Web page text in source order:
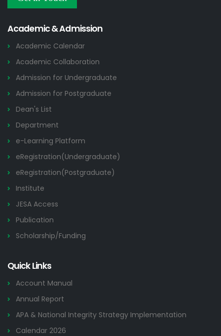
2026
Academic & Admission
Academic Calendar
Academic Collaboration
Admission for Undergraduate
Admission for Postgraduate
Dean's List
Department
e-Learning Platform
eRegistration(Undergraduate)
eRegistration(Postgraduate)
Institute
JESA Access
Publication
Scholarship/Funding
Quick Links
Account Manual
Annual Report
APA & National Integrity Strategy Implementation
Calendar 2026